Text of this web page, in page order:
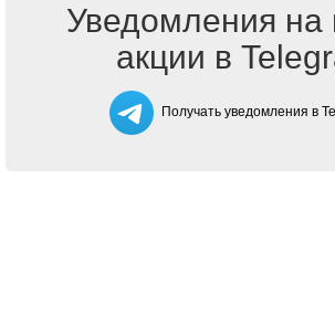
Уведомления на
акции в
Получать уведомления в